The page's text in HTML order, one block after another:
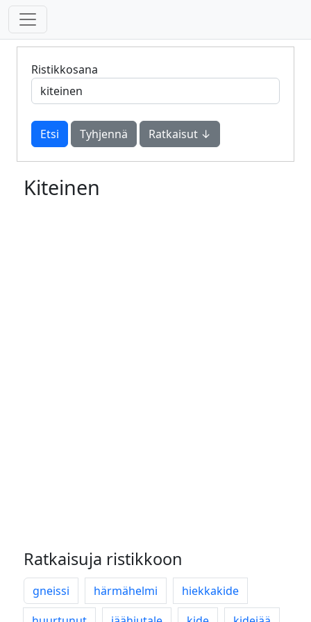
Ristikkosana
Tyhjennä Ratkaisut ↓
Kiteinen
Ratkaisuja ristikkoon
gneissi härmähelmi
hiekkakide